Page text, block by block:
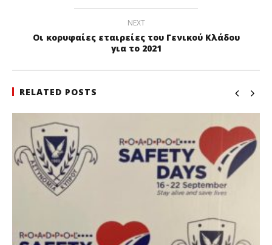
NEXT
Οι κορυφαίες εταιρείες του Γενικού Κλάδου
για το 2021
RELATED POSTS